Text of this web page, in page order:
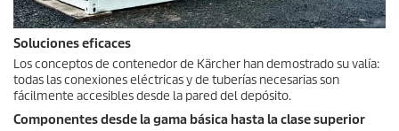
Soluciones eficaces
Los conceptos de contenedor de Kärcher han demostrado su valía:
todas las conexiones eléctricas y de tuberías necesarias son
fácilmente accesibles desde la pared del depósito.
Componentes desde la gama básica hasta la clase superior